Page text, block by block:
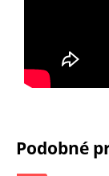
Podobné